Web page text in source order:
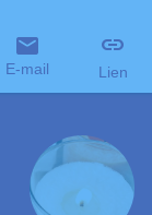
E-mail Lien